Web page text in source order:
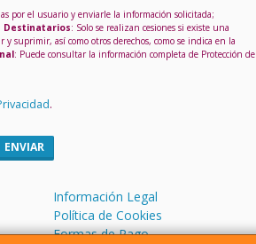
por el usuario y enviarle la información solicitada;
Destinatarios: Solo se realizan cesiones si existe una
y suprimir, así como otros derechos, como se indica en la
: Puede consultar la información completa de Protección de
.
ENVIAR
Información Legal
Política de Cookies
Formas de Pago